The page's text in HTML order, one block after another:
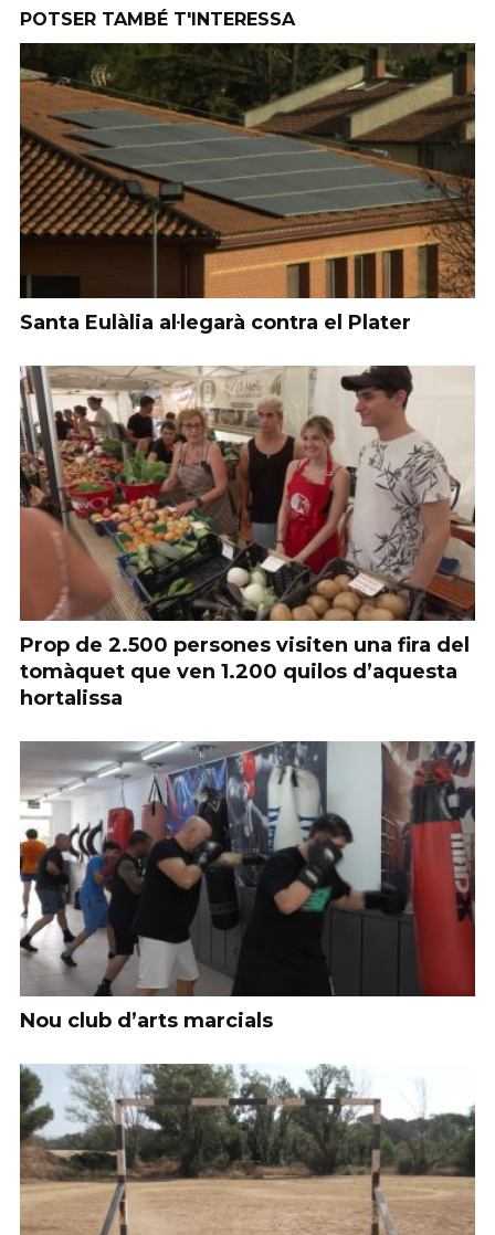
POTSER TAMBÉ T'INTERESSA
Santa Eulàlia al·legarà contra el Plater
Prop de 2.500 persones visiten una fira del
tomàquet que ven 1.200 quilos d’aquesta
hortalissa
Nou club d’arts marcials